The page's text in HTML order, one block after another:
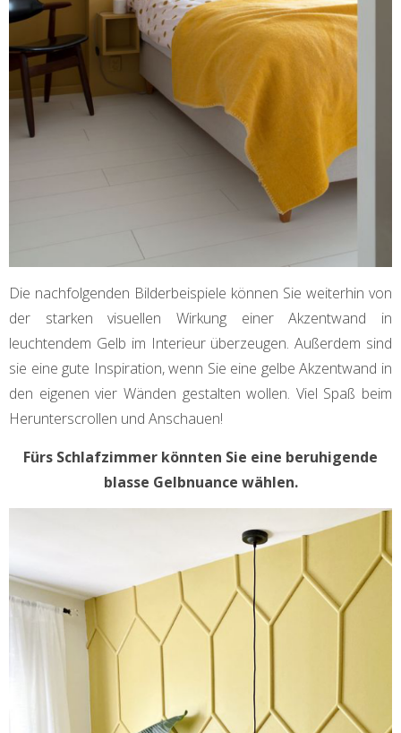
Die nachfolgenden Bilderbeispiele können Sie weiterhin von
der starken visuellen Wirkung einer Akzentwand in
leuchtendem Gelb im Interieur überzeugen. Außerdem sind
sie eine gute Inspiration, wenn Sie eine gelbe Akzentwand in
den eigenen vier Wänden gestalten wollen. Viel Spaß beim
Herunterscrollen und Anschauen!
Fürs Schlafzimmer könnten Sie eine beruhigende
blasse Gelbnuance wählen.